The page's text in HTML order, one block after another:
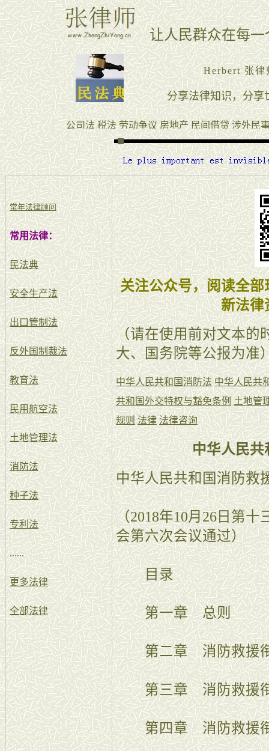
常年法律顾问
常用法律：
民法典
安全生产法
出口管制法
反外国制裁法
教育法
民用航空法
土地管理法
消防法
种子法
专利法
......
更多法律
全部法律
关注公众号，阅读全
新法律
（请在使用前对文本的
大、国务院等公报为准
中华人民共和国消防法 中华人民共
共和国外交特权与豁免条例 土地管
规则 法律 法律咨询
中华人民共
中华人民共和国消防救
（2018年10月26日第
会第六次会议通过）
目录
第一章 总则
第二章 消防救援衔
第三章 消防救援衔
第四章 消防救援衔